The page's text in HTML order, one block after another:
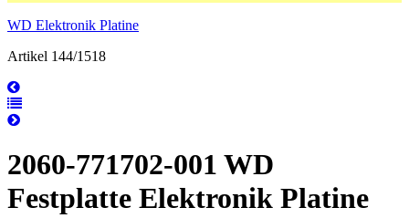
WD Elektronik Platine
Artikel 144/1518
2060-771702-001 WD
Festplatte Elektronik Platine